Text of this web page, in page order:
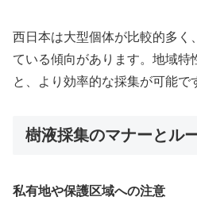
西日本は大型個体が比較的多く
ている傾向があります。地域特
と、より効率的な採集が可能で
樹液採集のマナーとル
私有地や保護区域への注意